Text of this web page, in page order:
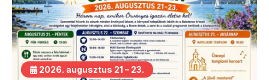
2026. augusztus 21 – 23.